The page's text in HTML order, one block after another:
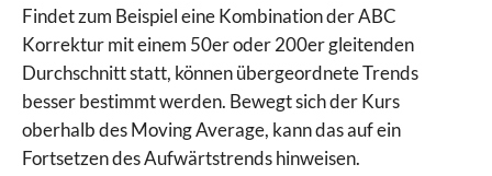
Findet zum Beispiel eine Kombination der ABC
Korrektur mit einem 50er oder 200er gleitenden
Durchschnitt statt, können übergeordnete Trends
besser bestimmt werden. Bewegt sich der Kurs
oberhalb des Moving Average, kann das auf ein
Fortsetzen des Aufwärtstrends hinweisen.